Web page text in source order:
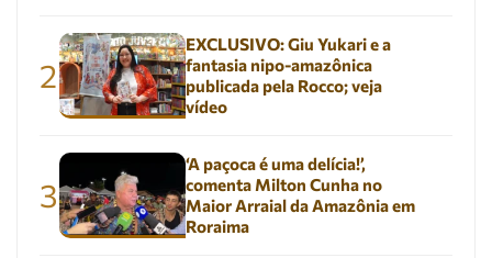
2
EXCLUSIVO: Giu Yukari e a
fantasia nipo-amazônica
publicada pela Rocco; veja
vídeo
3
‘A paçoca é uma delícia!’,
comenta Milton Cunha no
Maior Arraial da Amazônia em
Roraima